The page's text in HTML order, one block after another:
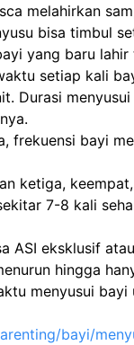
melahirkan
bisa timbul
yang baru
setiap kali
Durasi
frekuensi bayi
ketiga,
7-8 kali
ASI eksklusif
hingga
menyusui
bayi/